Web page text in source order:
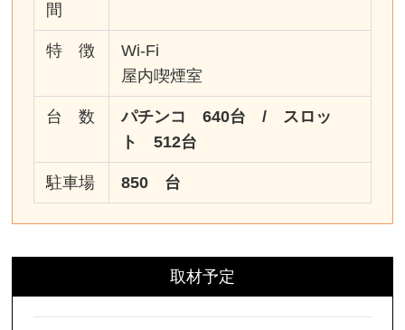
間
特 徴
Wi-Fi
屋内喫煙室
台 数
パチンコ 640台 / スロッ
ト 512台
駐車場 850 台
取材予定